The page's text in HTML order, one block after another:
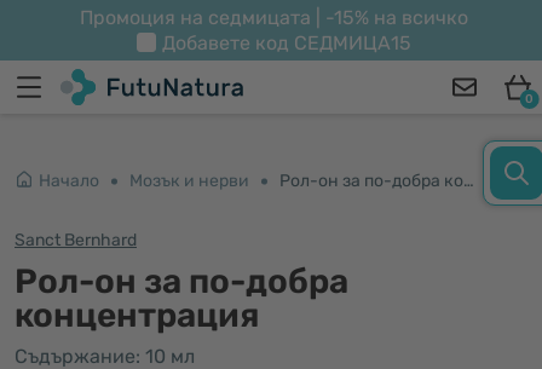
Промоция на седмицата | -15% на всичко
Добавете код СЕДМИЦА15
0
Начало Мозък и нерви Рол-он за по-добра концентрация
Sanct Bernhard
Рол-он за по-добра
концентрация
Съдържание: 10 мл